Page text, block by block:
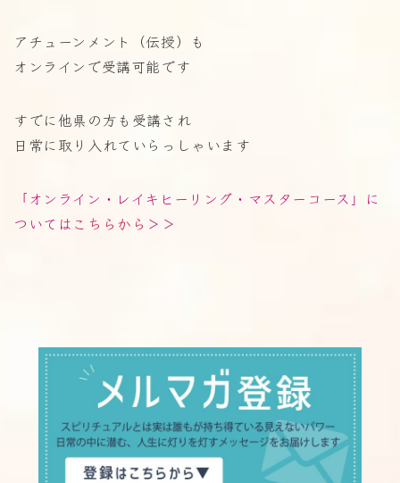
アチューンメント（伝授）も
オンラインで受講可能です
すでに他県の方も受講され
日常に取り入れていらっしゃいます
「オンライン・レイキヒーリング・マスターコース」に
ついては こちらから ＞＞